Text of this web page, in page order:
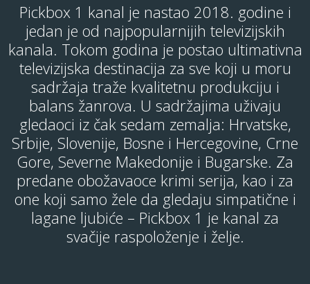
Pickbox 1 kanal je nastao 2018. godine i
jedan je od najpopularnijih televizijskih
kanala. Tokom godina je postao ultimativna
televizijska destinacija za sve koji u moru
sadržaja traže kvalitetnu produkciju i
balans žanrova. U sadržajima uživaju
gledaoci iz čak sedam zemalja: Hrvatske,
Srbije, Slovenije, Bosne i Hercegovine, Crne
Gore, Severne Makedonije i Bugarske. Za
predane obožavaoce krimi serija, kao i za
one koji samo žele da gledaju simpatične i
lagane ljubiće – Pickbox 1 je kanal za
svačije raspoloženje i želje.